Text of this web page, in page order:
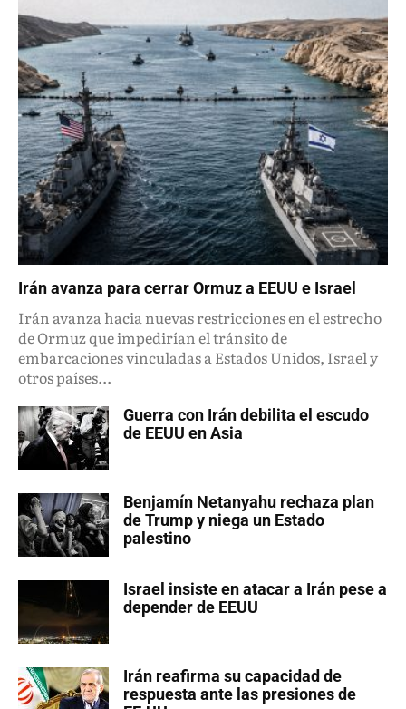
Irán avanza para cerrar Ormuz a EEUU e Israel
Irán avanza hacia nuevas restricciones en el estrecho
de Ormuz que impedirían el tránsito de
embarcaciones vinculadas a Estados Unidos, Israel y
otros países...
Guerra con Irán debilita el escudo
de EEUU en Asia
Benjamín Netanyahu rechaza plan
de Trump y niega un Estado
palestino
Israel insiste en atacar a Irán pese a
depender de EEUU
Irán reafirma su capacidad de
respuesta ante las presiones de